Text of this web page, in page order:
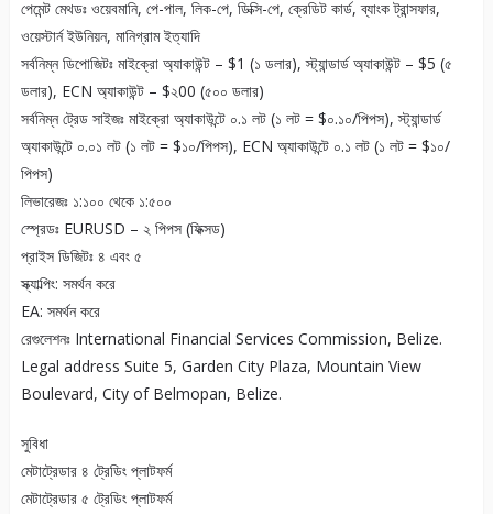
পেমেন্ট মেথডঃ ওয়েবমানি, পে-পাল, লিক-পে, ডিক্সি-পে, ক্রেডিট কার্ড, ব্যাংক ট্রান্সফার,
ওয়েস্টার্ন ইউনিয়ন, মানিগ্রাম ইত্যাদি
সর্বনিম্ন ডিপোজিটঃ মাইক্রো অ্যাকাউন্ট – $1 (১ ডলার), স্ট্যান্ডার্ড অ্যাকাউন্ট – $5 (৫
ডলার), ECN অ্যাকাউন্ট – $২00 (৫০০ ডলার)
সর্বনিম্ন ট্রেড সাইজঃ মাইক্রো অ্যাকাউন্টে ০.১ লট (১ লট = $০.১০/পিপস), স্ট্যান্ডার্ড
অ্যাকাউন্টে ০.০১ লট (১ লট = $১০/পিপস), ECN অ্যাকাউন্টে ০.১ লট (১ লট = $১০/
পিপস)
লিভারেজঃ ১:১০০ থেকে ১:৫০০
স্প্রেডঃ EURUSD – ২ পিপস (ফিক্সড)
প্রাইস ডিজিটঃ ৪ এবং ৫
স্ক্যাল্পিং: সমর্থন করে
EA: সমর্থন করে
রেগুলেশনঃ International Financial Services Commission, Belize.
Legal address Suite 5, Garden City Plaza, Mountain View
Boulevard, City of Belmopan, Belize.
সুবিধা
মেটাট্রেডার ৪ ট্রেডিং প্লাটফর্ম
মেটাট্রেডার ৫ ট্রেডিং প্লাটফর্ম